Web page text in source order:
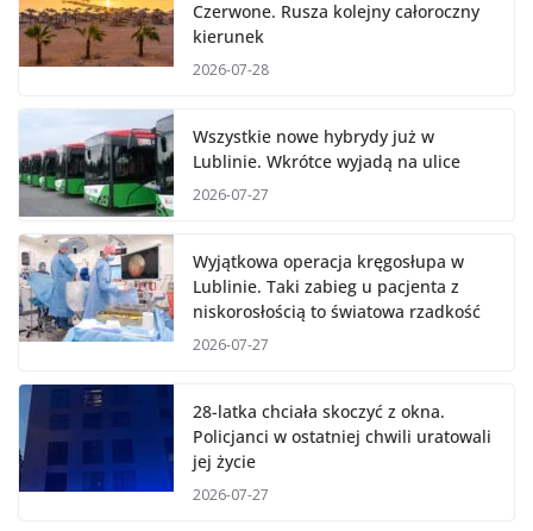
Czerwone. Rusza kolejny całoroczny
kierunek
2026-07-28
Wszystkie nowe hybrydy już w
Lublinie. Wkrótce wyjadą na ulice
2026-07-27
Wyjątkowa operacja kręgosłupa w
Lublinie. Taki zabieg u pacjenta z
niskorosłością to światowa rzadkość
2026-07-27
28-latka chciała skoczyć z okna.
Policjanci w ostatniej chwili uratowali
jej życie
2026-07-27